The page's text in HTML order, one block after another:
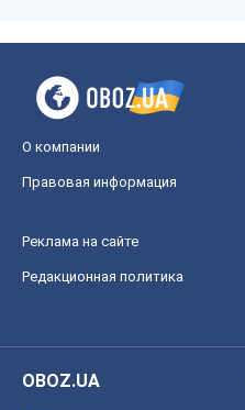
О компании
Правовая информация
Реклама на сайте
Редакционная политика
OBOZ.UA